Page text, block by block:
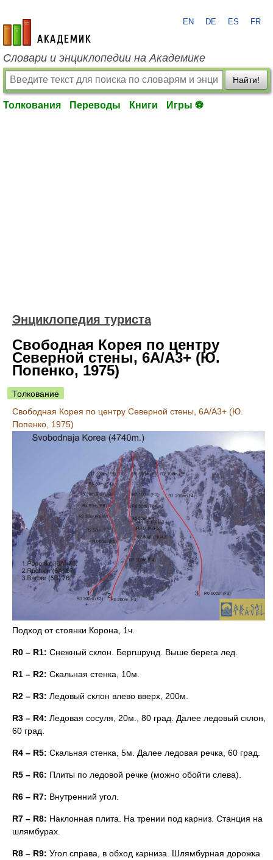
academic.ru
EN DE ES FR
Словари и энциклопедии на Академике
Найти!
Толкования Переводы Книги Игры ⚽
Энциклопедия туриста
Свободная Корея по центру
Северной стены, 6А/А3+ (Ю.
Попенко, 1975)
Толкование
Свободная Корея по центру Северной стены, 6А/А3+ (Ю.
Попенко, 1975)
Подход от стоянки Корона, 1ч.
R0 – R1: Снежный склон. Бергшрунд. Выше берега лед.
R1 – R2: Скальная стенка, 10м.
R2 – R3: Ледовый склон влево вверх, 200м.
R3 – R4: Ледовая сосуля, 20м., 80 град. Далее ледовый склон,
60 град.
R4 – R5: Скальная стенка, 5м. Далее ледовая речка, 60 град.
R5 – R6: Плиты по ледовой речке (можно обойти слева).
R6 – R7: Внутренний угол.
R7 – R8: Наклонная плита. На трении под карниз. Станция на
шлямбурах.
R8 – R9: Угол справа, в обход карниза. Шлямбурная дорожка